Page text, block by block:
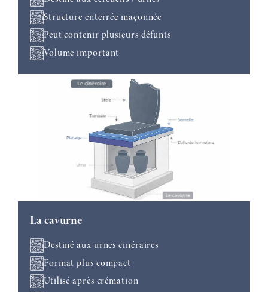
Structure enterrée maçonnée
Peut contenir plusieurs défunts
Volume important
La cavurne
Destiné aux urnes cinéraires
Format plus compact
Utilisé après crémation